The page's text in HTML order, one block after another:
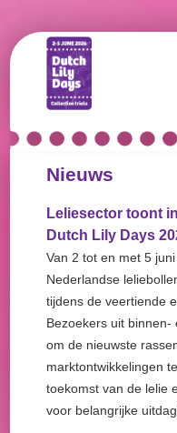
Nieuws
Leliesector toont
Dutch Lily Days
Van 2 tot en met 5
Nederlandse
tijdens de veertiende
Bezoekers uit
om de nieuwste
marktontwikkelingen
toekomst van de lelie
voor belangrijke